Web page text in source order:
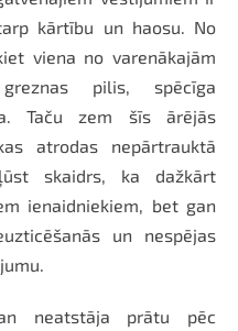
kārtību un haosu. No
viena no varenākajām
pilis, spēcīga
Taču zem šīs ārējās
atrodas nepārtrauktā
skaidrs, ka dažkārt
ienaidniekiem, bet gan
un nespējas
neatstāja prātu pēc